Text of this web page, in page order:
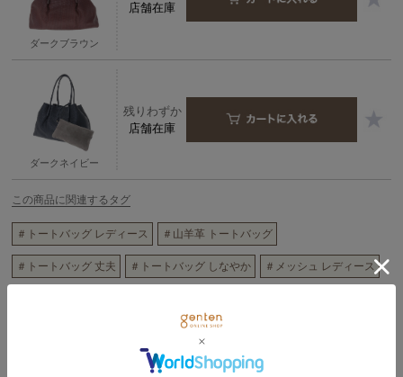
ダークブラウン
店舗在庫
ダークネイビー
残りわずか
店舗在庫
この商品に関連するタグ
＃トートバッグ レディース ＃山羊革 トートバッグ
＃トートバッグ 丈夫 ＃トートバッグ しなやか ＃メッシュ レディース
＃メッシュ ペッレテッシル